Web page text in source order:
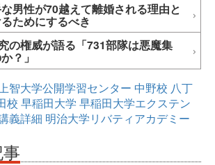
男性が70越えて離婚される理由と
ためにするべき
の権威が語る「731部隊は悪魔集
？」
智大学公開学習センター 中野校 八丁
校 早稲田大学 早稲田大学エクステン
義詳細 明治大学リバティアカデミー